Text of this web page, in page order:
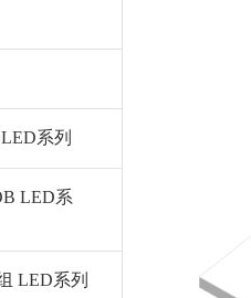
系列
LED系
LED系列